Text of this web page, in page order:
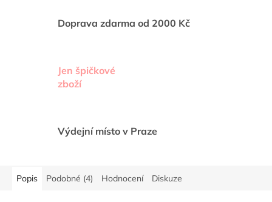
Doprava zdarma od 2000 Kč
Jen špičkové
zboží
Výdejní místo v Praze
Popis Podobné (4) Hodnocení Diskuze